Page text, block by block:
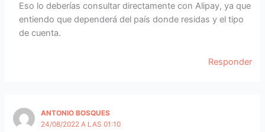
Eso lo deberías consultar directamente con Alipay, ya que
entiendo que dependerá del país donde residas y el tipo
de cuenta.
Responder
ANTONIO BOSQUES
24/08/2022 A LAS 01:10